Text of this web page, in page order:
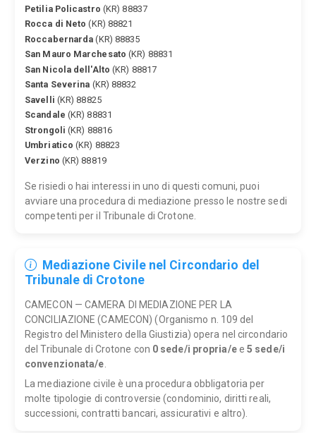
Petilia Policastro (KR) 88837
Rocca di Neto (KR) 88821
Roccabernarda (KR) 88835
San Mauro Marchesato (KR) 88831
San Nicola dell'Alto (KR) 88817
Santa Severina (KR) 88832
Savelli (KR) 88825
Scandale (KR) 88831
Strongoli (KR) 88816
Umbriatico (KR) 88823
Verzino (KR) 88819
Se risiedi o hai interessi in uno di questi comuni, puoi
avviare una procedura di mediazione presso le nostre sedi
competenti per il Tribunale di Crotone.
Mediazione Civile nel Circondario del
Tribunale di Crotone
CAMECON — CAMERA DI MEDIAZIONE PER LA
CONCILIAZIONE (CAMECON) (Organismo n. 109 del
Registro del Ministero della Giustizia) opera nel circondario
del Tribunale di Crotone con 0 sede/i propria/ee5 sede/i
convenzionata/e.
La mediazione civile è una procedura obbligatoria per
molte tipologie di controversie (condominio, diritti reali,
successioni, contratti bancari, assicurativi e altro).